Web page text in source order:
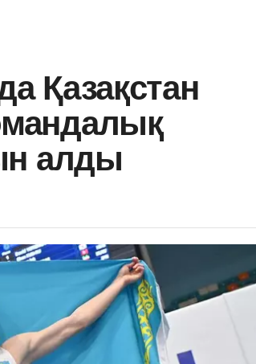
Қазақстан
алды